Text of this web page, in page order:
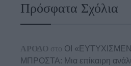
Πρόσφατα Σχόλια
ΑΡΟΔΟ στο ΟΙ
ΜΠΡΟΣΤΑ: Μια επίκαιρη